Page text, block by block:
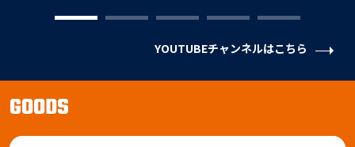
YOUTUBEチャンネルはこちら
GOODS